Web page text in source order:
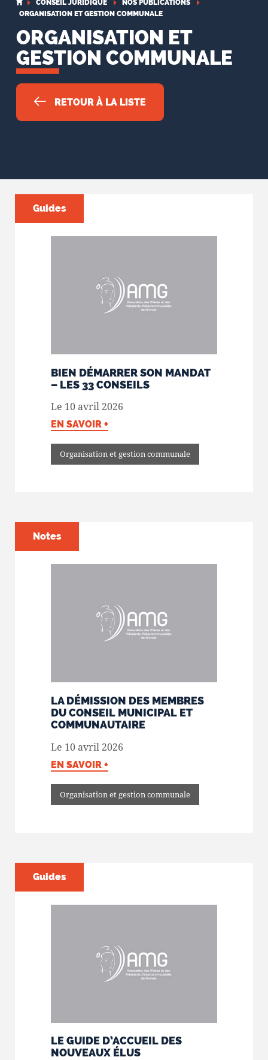
CONSEIL JURIDIQUE
NOS PUBLICATIONS
ORGANISATION ET GESTION COMMUNALE
ORGANISATION ET
GESTION COMMUNALE
RETOUR À LA LISTE
BIEN DÉMARRER SON MANDAT
– LES 33 CONSEILS
Le 10 avril 2026
EN SAVOIR +
Organisation et gestion communale
Guides
LA DÉMISSION DES MEMBRES
DU CONSEIL MUNICIPAL ET
COMMUNAUTAIRE
Le 10 avril 2026
EN SAVOIR +
Organisation et gestion communale
Notes
LE GUIDE D’ACCUEIL DES
NOUVEAUX ÉLUS
Guides